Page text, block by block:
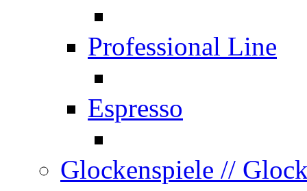
Professional Line
Espresso
Glockenspiele //